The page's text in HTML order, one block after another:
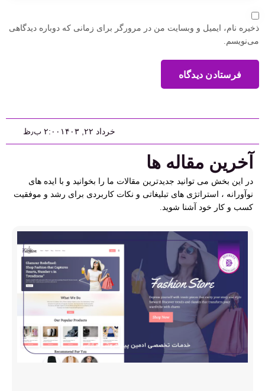
ذخیره نام، ایمیل و وبسایت من در مرورگر برای زمانی که دوباره دیدگاهی
می‌نویسم.
فرستادن دیدگاه
خرداد ۲۲, ۱۴۰۳ ۲:۰۰ ب٫ظ
آخرین مقاله ها
در این بخش می توانید جدیدترین مقالات ما را بخوانید و با ایده های
نوآورانه ، استراتژی های تبلیغاتی و نکات کاربردی برای رشد و موفقیت
کسب و کار خود آشنا شوید.